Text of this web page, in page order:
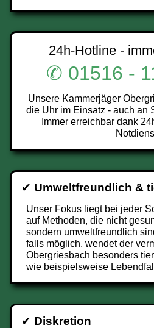
24h-Hotline -
✆ 01516 -
Unsere Kammerjäger
die Uhr im Einsatz - auch an
Immer erreichbar dank
✔ Umweltfreundlich &
Unser Fokus liegt bei jeder
auf Methoden, die nicht
sondern umweltfreundlich
falls möglich, wendet der
Obergriesbach besonders
wie beispielsweise
✔ Diskretion